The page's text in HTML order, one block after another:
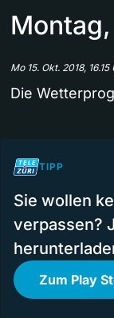
Mo 15. Okt. 2018, 16.15
Die
TIPP
Sie wollen
verpassen?
Zum Play